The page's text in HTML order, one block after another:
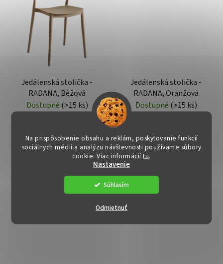
Na prispôsobenie obsahu a reklám, poskytovanie funkcií
sociálnych médií a analýzu návštevnosti používame súbory
cookie. Viac informáciítu.
Nastavenie
Odmietnuť
Súhlasím
Jedálenská stolička -
RADANA, Béžová
Dostupné (>15 ks)
DO KOŠÍKA
Jedálenská stolička -
RADANA, Oranžová
Dostupné (>15 ks)
DO KOŠÍKA